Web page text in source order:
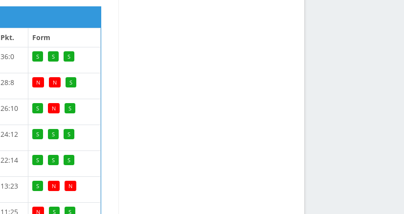
Pkt. Form
36:0 S S S
28:8 N N S
26:10 S N S
24:12 S S S
22:14 S S S
13:23 S N N
11:25 N S S